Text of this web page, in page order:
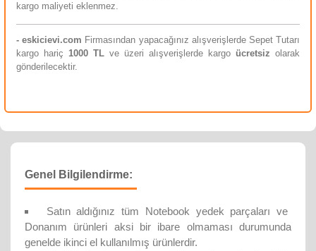
kargo maliyeti eklenmez.
-eskicievi.com Firmasından yapacağınız alışverişlerde Sepet Tutarı
kargo hariç1000 TL ve üzeri alışverişlerde kargo ücretsiz olarak
gönderilecektir.
Genel Bilgilendirme:
Satın aldığınız tüm Notebook yedek parçaları ve
Donanım ürünleri aksi bir ibare olmaması durumunda
genelde ikinci el kullanılmış ürünlerdir.